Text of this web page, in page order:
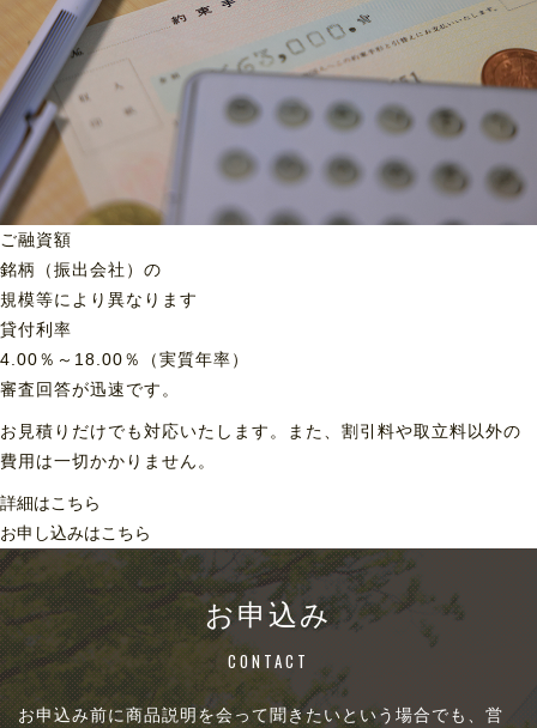
ご融資額
銘柄（振出会社）の
規模等により異なります
貸付利率
4.00％～18.00％（実質年率）
審査回答が迅速です。
お見積りだけでも対応いたします。また、割引料や取立料以外の
費用は一切かかりません。
詳細はこちら
お申し込みはこちら
お申込み
CONTACT
お申込み前に商品説明を会って聞きたいという場合でも、営